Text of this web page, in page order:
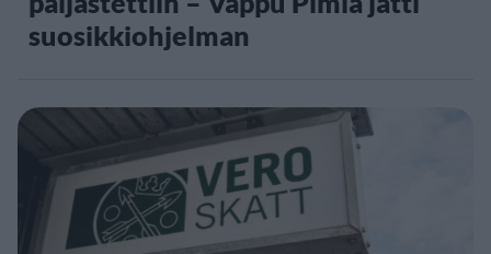
suosikkiohjelman